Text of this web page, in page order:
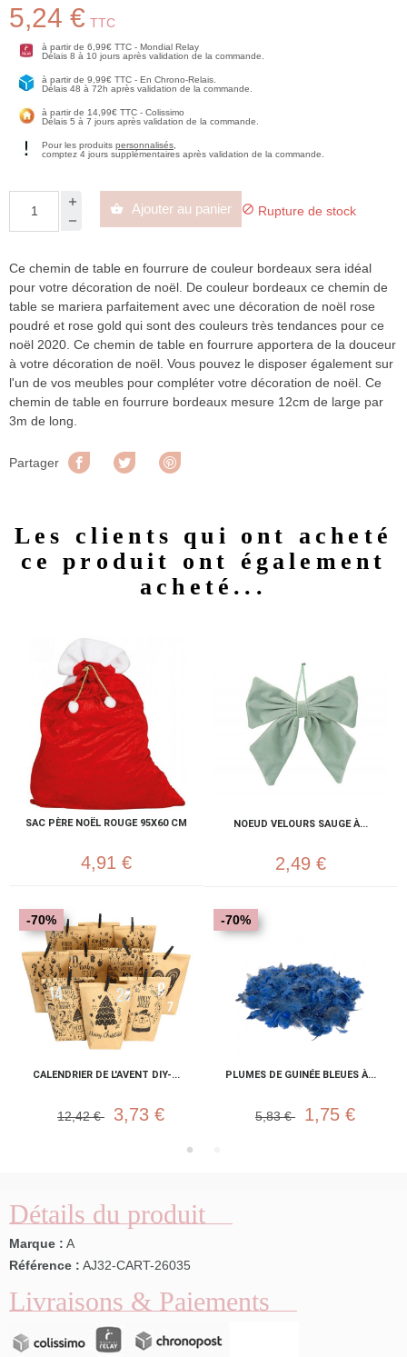
5,24 € TTC
à partir de 6,99€ TTC - Mondial Relay
Délais 8 à 10 jours après validation de la commande.
à partir de 9,99€ TTC - En Chrono-Relais.
Délais 48 à 72h après validation de la commande.
à partir de 14,99€ TTC - Colissimo
Délais 5 à 7 jours après validation de la commande.
Pour les produits personnalisés
comptez 4 jours supplémentaires après validation de la commande.
 Ajouter au panier  Rupture de stock
Ce chemin de table en fourrure de couleur bordeaux sera idéal
pour votre décoration de noël. De couleur bordeaux ce chemin de
table se mariera parfaitement avec une décoration de noël rose
poudré et rose gold qui sont des couleurs très tendances pour ce
noël 2020. Ce chemin de table en fourrure apportera de la douceur
à votre décoration de noël. Vous pouvez le disposer également sur
l'un de vos meubles pour compléter votre décoration de noël. Ce
chemin de table en fourrure bordeaux mesure 12cm de large par
3m de long.
Partager Partager Tweet
Les clients qui ont acheté
ce produit ont également
acheté...
SAC PÈRE NOËL ROUGE 95X60 CM
4,91 €
NOEUD VELOURS SAUGE À...
2,49 €
CALENDRIER DE L'AVENT DIY-...
-70%
12,42 € 3,73 €
PLUMES DE GUINÉE BLEUES À...
-70%
5,83 € 1,75 €
Détails du produit
Marque : A
Référence : AJ32-CART-26035
Livraisons & Paiements